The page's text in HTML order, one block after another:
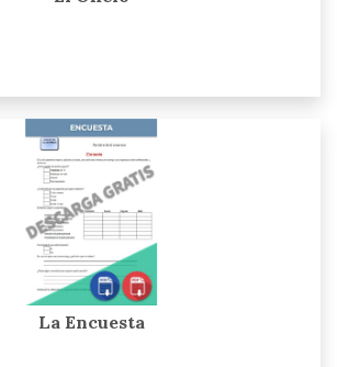
La Encuesta